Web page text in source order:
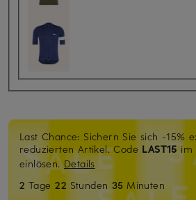
Last Chance: Sichern Sie sich -15%
reduzierten Artikel. Code LAST15im
einlösen.Details
2 Tage22 Stunden 35 Minuten